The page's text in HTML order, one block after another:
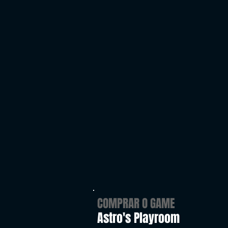
COMPRAR O GAME
Astro's Playroom